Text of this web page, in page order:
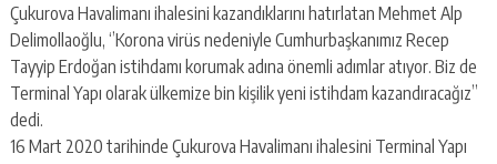
kartal
escort
maltepe
escort
Çukurova Havalimanı ihalesini kazandıklarını hatırlatan Mehmet Alp
Delimollaoğlu, ‘’Korona virüs nedeniyle Cumhurbaşkanımız Recep
Tayyip Erdoğan istihdamı korumak adına önemli adımlar atıyor. Biz de
Terminal Yapı olarak ülkemize bin kişilik yeni istihdam kazandıracağız’’
dedi.
16 Mart 2020 tarihinde Çukurova Havalimanı ihalesini Terminal Yapı